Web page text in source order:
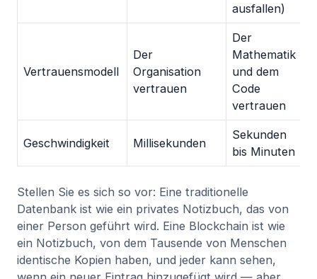
ausfallen)
Vertrauensmodell
Der
Organisation
vertrauen
Der
Mathematik
und dem
Code
vertrauen
Geschwindigkeit Millisekunden
Sekunden
bis Minuten
Stellen Sie es sich so vor: Eine traditionelle
Datenbank ist wie ein privates Notizbuch, das von
einer Person geführt wird. Eine Blockchain ist wie
ein Notizbuch, von dem Tausende von Menschen
identische Kopien haben, und jeder kann sehen,